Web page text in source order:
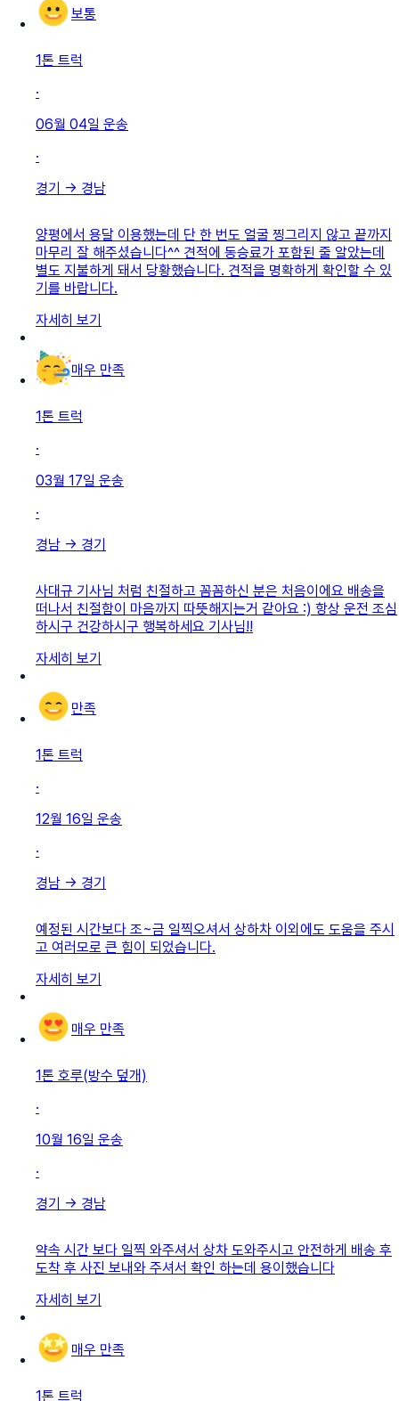
보통
1톤 트럭
·
06월 04일 운송
·
경기 → 경남
양평에서 용달 이용했는데 단 한 번도 얼굴 찡그리지 않고 끝까지
마무리 잘 해주셨습니다^^ 견적에 동승료가 포함된 줄 알았는데
별도 지불하게 돼서 당황했습니다. 견적을 명확하게 확인할 수 있
기를 바랍니다.
자세히 보기
매우 만족
1톤 트럭
·
03월 17일 운송
·
경남 → 경기
사대규 기사님 처럼 친절하고 꼼꼼하신 분은 처음이에요 배송을
떠나서 친절함이 마음까지 따뜻해지는거 같아요 :) 항상 운전 조심
하시구 건강하시구 행복하세요 기사님!!
자세히 보기
만족
1톤 트럭
·
12월 16일 운송
·
경남 → 경기
예정된 시간보다 조~금 일찍오셔서 상하차 이외에도 도움을 주시
고 여러모로 큰 힘이 되었습니다.
자세히 보기
매우 만족
1톤 호루(방수 덮개)
·
10월 16일 운송
·
경기 → 경남
약속 시간 보다 일찍 와주셔서 상차 도와주시고 안전하게 배송 후
도착 후 사진 보내와 주셔서 확인 하는데 용이했습니다
자세히 보기
매우 만족
1톤 트럭